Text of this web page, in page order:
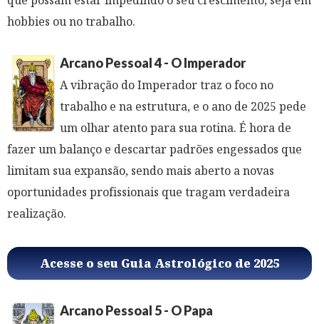
hobbies ou no trabalho.
Arcano Pessoal 4 - O Imperador
A vibração do Imperador traz o foco no
trabalho e na estrutura, e o ano de 2025 pede
um olhar atento para sua rotina. É hora de
fazer um balanço e descartar padrões engessados que
limitam sua expansão, sendo mais aberto a novas
oportunidades profissionais que tragam verdadeira
realização.
Acesse o seu Guia Astrológico de 2025
Arcano Pessoal 5 - O Papa